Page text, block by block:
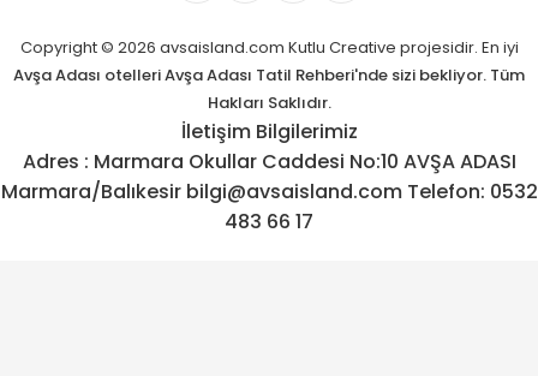
Copyright © 2026 avsaisland.com Kutlu Creative projesidir. En iyi
Avşa Adası otelleriAvşa Adası Tatil Rehberi'nde sizi bekliyor. Tüm
Hakları Saklıdır.
İletişim Bilgilerimiz
Adres : Marmara Okullar Caddesi No:10 AVŞA ADASI
Marmara/Balıkesir bilgi@avsaisland.com Telefon: 0532
483 66 17